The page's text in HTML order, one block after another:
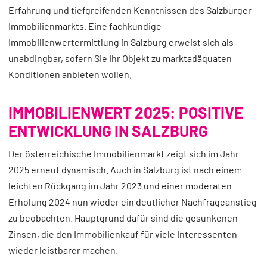
Erfahrung und tiefgreifenden Kenntnissen des Salzburger
Immobilienmarkts. Eine fachkundige
Immobilienwertermittlung in Salzburg erweist sich als
unabdingbar, sofern Sie Ihr Objekt zu marktadäquaten
Konditionen anbieten wollen.
IMMOBILIENWERT 2025: POSITIVE
ENTWICKLUNG IN SALZBURG
Der österreichische Immobilienmarkt zeigt sich im Jahr
2025 erneut dynamisch. Auch in Salzburg ist nach einem
leichten Rückgang im Jahr 2023 und einer moderaten
Erholung 2024 nun wieder ein deutlicher Nachfrageanstieg
zu beobachten. Hauptgrund dafür sind die gesunkenen
Zinsen, die den Immobilienkauf für viele Interessenten
wieder leistbarer machen.